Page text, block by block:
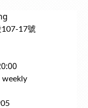
17號
weekly